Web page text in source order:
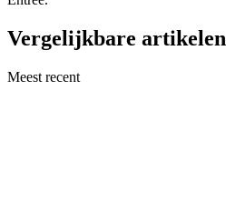
Vergelijkbare artikelen
Meest recent